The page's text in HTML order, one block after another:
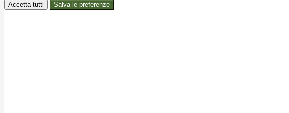
Accetta tutti Salva le preferenze